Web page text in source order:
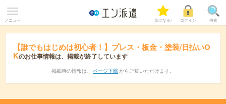
メニュー 気になる! ログイン 検索
【誰でもはじめは初心者！】プレス・板金・塗装/日払いO
Kのお仕事情報は、掲載が終了しています
掲載時の情報は、 ページ下部 からご覧いただけます。